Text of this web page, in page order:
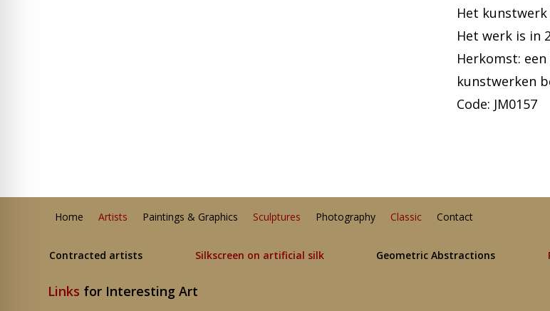
Het
Het werk is in
Herkomst:
kunstwerken
Code: JM0157
Home Artists Paintings & Graphics Sculptures Photography Classic Contact
Contracted artists Silkscreen on artificial silk Geometric Abstractions
Links for Interesting Art